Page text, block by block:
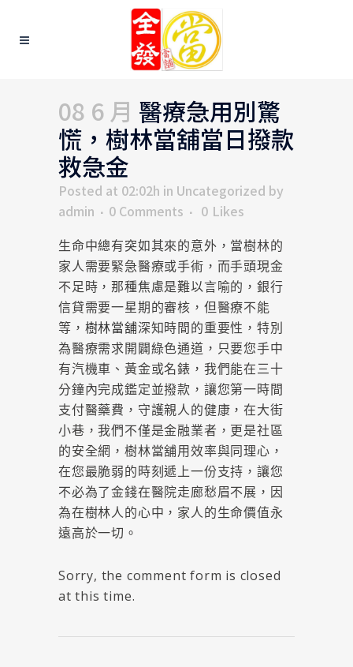
08 6 月 醫療急用別驚
慌，樹林當舖當日撥款
救急金
Posted at 02:02h in Uncategorized by
admin
0 Comments 0 Likes
生命中總有突如其來的意外，當樹林的
家人需要緊急醫療或手術，而手頭現金
不足時，那種焦慮是難以言喻的，銀行
信貸需要一星期的審核，但醫療不能
等， 樹林當舖深知時間的重要性，特別
為醫療需求開闢綠色通道，只要您手中
有汽機車、黃金或名錶，我們能在三十
分鐘內完成鑑定並撥款，讓您第一時間
支付醫藥費，守護親人的健康，在大街
小巷，我們不僅是金融業者，更是社區
的安全網，樹林當舖用效率與同理心，
在您最脆弱的時刻遞上一份支持，讓您
不必為了金錢在醫院走廊愁眉不展，因
為在樹林人的心中，家人的生命價值永
遠高於一切。
Sorry, the comment form is closed
at this time.